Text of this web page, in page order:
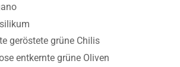
geröstete grüne Chilis
entkernte grüne Oliven